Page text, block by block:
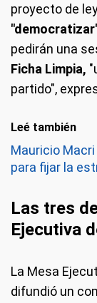
proyecto de
pedirán una
Ficha Limpia,
partido",
Leé también
Mauricio
para fijar la
Las tres
Ejecutiva
La Mesa
difundió un